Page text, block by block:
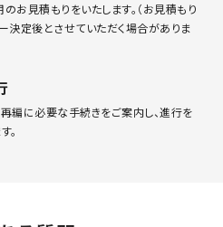
お見積もりをいたします。（お見積もり
決定後とさせていただく場合がありま
編に必要な手続きをご案内し、進行を
。